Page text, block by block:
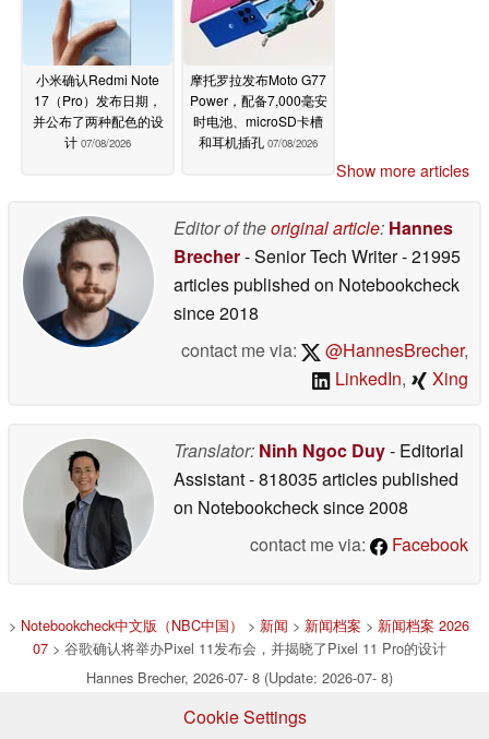
小米确认Redmi Note
17（Pro）发布日期，
并公布了两种配色的设
计 07/08/2026
摩托罗拉发布Moto G77
Power，配备7,000毫安
时电池、microSD卡槽
和耳机插孔 07/08/2026
Show more articles
Editor of theoriginal article: Hannes
Brecher- Senior Tech Writer- 21995
articles published on Notebookcheck
since 2018
contact me via:
@HannesBrecher,
LinkedIn, Xing
Translator: Ninh Ngoc Duy- Editorial
Assistant- 818035 articles published
on Notebookchecksince 2008
contact me via:
Facebook
> Notebookcheck中文版（NBC中国） > 新闻 > 新闻档案 > 新闻档案 2026
07> 谷歌确认将举办Pixel 11发布会，并揭晓了Pixel 11 Pro的设计
Hannes Brecher, 2026-07- 8 (Update: 2026-07- 8)
Cookie Settings